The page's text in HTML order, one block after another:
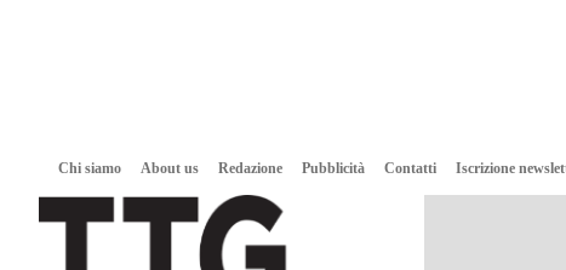
Chi siamo About us Redazione Pubblicità Contatti Iscrizione